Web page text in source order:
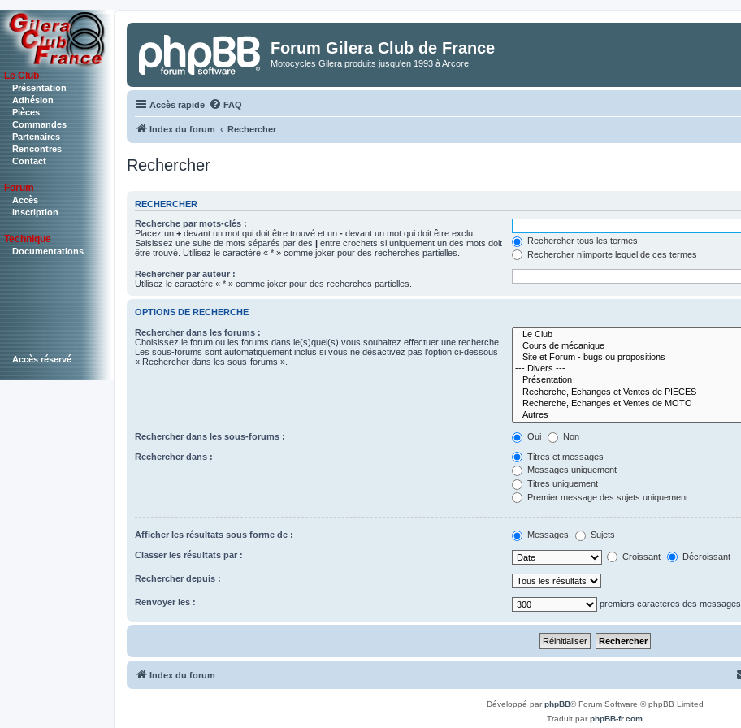
Le Club
Présentation
Adhésion
Pièces
Commandes
Partenaires
Rencontres
Contact
Forum
Accès
inscription
Technique
Documentations
Accès réservé
Forum Gilera Club de France
Motocycles Gilera produits jusqu'en 1993 à Arcore
Accès rapide FAQ
Index du forum Rechercher
Rechercher
RECHERCHER
Recherche par mots-clés :
Placez un + devant un mot qui doit être trouvé et un - devant un mot qui doit être exclu.
Saisissez une suite de mots séparés par des | entre crochets si uniquement un des mots doit
être trouvé. Utilisez le caractère « * » comme joker pour des recherches partielles.
Rechercher tous les termes
Rechercher n’importe lequel de ces termes
Rechercher par auteur :
Utilisez le caractère « * » comme joker pour des recherches partielles.
OPTIONS DE RECHERCHE
Rechercher dans les forums :
Choisissez le forum ou les forums dans le(s)quel(s) vous souhaitez effectuer une recherche.
Les sous-forums sont automatiquement inclus si vous ne désactivez pas l’option ci-dessous
« Rechercher dans les sous-forums ».
Rechercher dans les sous-forums : Oui Non
Rechercher dans :
Titres et messages
Messages uniquement
Titres uniquement
Premier message des sujets uniquement
Afficher les résultats sous forme de : Messages Sujets
Classer les résultats par : Croissant Décroissant
Rechercher depuis :
Renvoyer les : premiers caractères des messages
Index du forum
Développé parphpBB® Forum Software © phpBB Limited
Traduit parphpBB-fr.com